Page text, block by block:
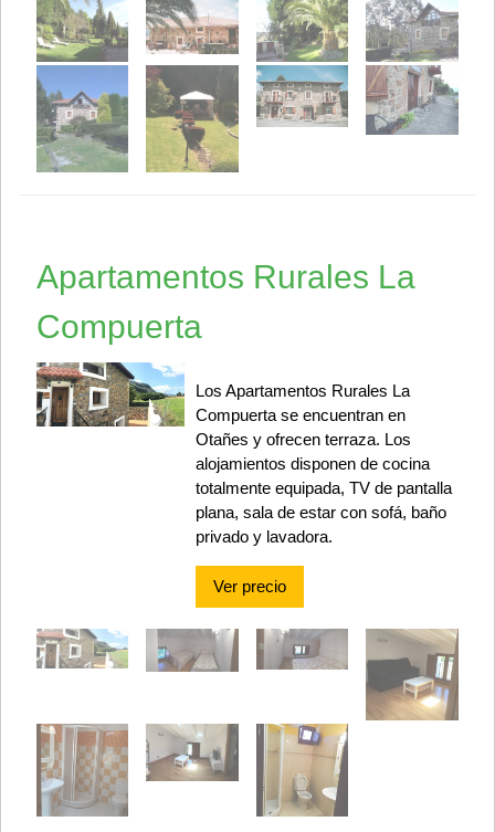
Apartamentos Rurales La
Compuerta
Los Apartamentos Rurales La
Compuerta se encuentran en
Otañes y ofrecen terraza. Los
alojamientos disponen de cocina
totalmente equipada, TV de pantalla
plana, sala de estar con sofá, baño
privado y lavadora.
Ver precio